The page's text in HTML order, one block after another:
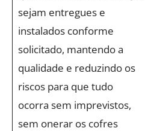
sejam entregues e
instalados conforme
solicitado, mantendo a
qualidade e reduzindo os
riscos para que tudo
ocorra sem imprevistos,
sem onerar os cofres